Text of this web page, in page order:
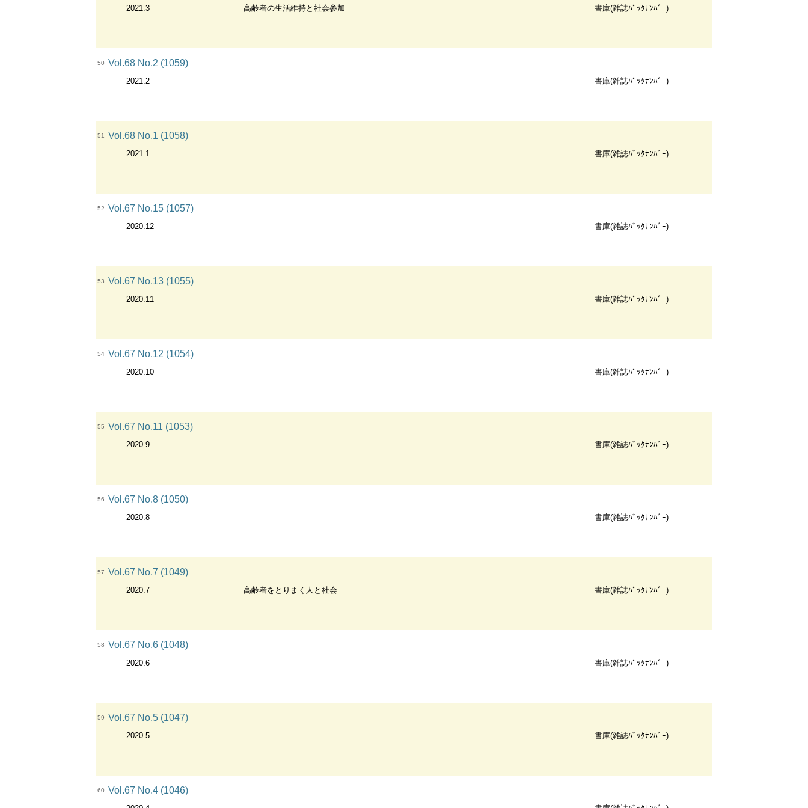
2021.3 高齢者の生活維持と社会参加 書庫(雑誌ﾊﾞｯｸﾅﾝﾊﾞｰ)
50 Vol.68 No.2 (1059)
2021.2 書庫(雑誌ﾊﾞｯｸﾅﾝﾊﾞｰ)
51 Vol.68 No.1 (1058)
2021.1 書庫(雑誌ﾊﾞｯｸﾅﾝﾊﾞｰ)
52 Vol.67 No.15 (1057)
2020.12 書庫(雑誌ﾊﾞｯｸﾅﾝﾊﾞｰ)
53 Vol.67 No.13 (1055)
2020.11 書庫(雑誌ﾊﾞｯｸﾅﾝﾊﾞｰ)
54 Vol.67 No.12 (1054)
2020.10 書庫(雑誌ﾊﾞｯｸﾅﾝﾊﾞｰ)
55 Vol.67 No.11 (1053)
2020.9 書庫(雑誌ﾊﾞｯｸﾅﾝﾊﾞｰ)
56 Vol.67 No.8 (1050)
2020.8 書庫(雑誌ﾊﾞｯｸﾅﾝﾊﾞｰ)
57 Vol.67 No.7 (1049)
2020.7 高齢者をとりまく人と社会 書庫(雑誌ﾊﾞｯｸﾅﾝﾊﾞｰ)
58 Vol.67 No.6 (1048)
2020.6 書庫(雑誌ﾊﾞｯｸﾅﾝﾊﾞｰ)
59 Vol.67 No.5 (1047)
2020.5 書庫(雑誌ﾊﾞｯｸﾅﾝﾊﾞｰ)
60 Vol.67 No.4 (1046)